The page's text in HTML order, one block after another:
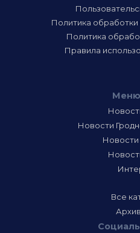
Политика
Политика
Правила
Меню
Новости
Новости
Все